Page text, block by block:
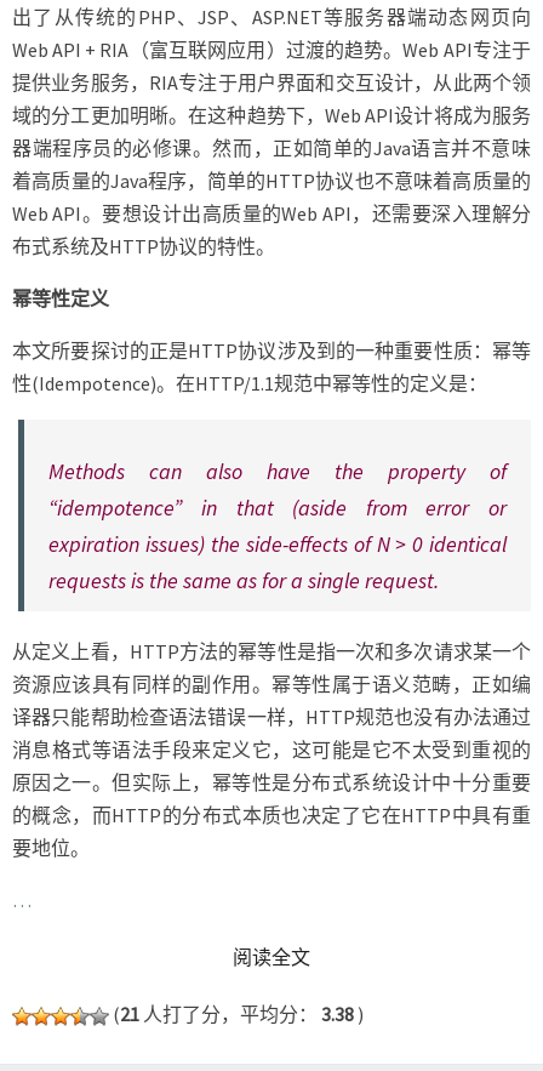
出了从传统的PHP、JSP、ASP.NET等服务器端动态网页向
Web API + RIA（富互联网应用）过渡的趋势。Web API专注于
提供业务服务，RIA专注于用户界面和交互设计，从此两个领
域的分工更加明晰。在这种趋势下，Web API设计将成为服务
器端程序员的必修课。然而，正如简单的Java语言并不意味
着高质量的Java程序，简单的HTTP协议也不意味着高质量的
Web API。要想设计出高质量的Web API，还需要深入理解分
布式系统及HTTP协议的特性。
幂等性定义
本文所要探讨的正是HTTP协议涉及到的一种重要性质：幂等
性(Idempotence)。在HTTP/1.1规范中幂等性的定义是：
Methods can also have the property of
“idempotence” in that (aside from error or
expiration issues) the side-effects of N > 0 identical
requests is the same as for a single request.
从定义上看，HTTP方法的幂等性是指一次和多次请求某一个
资源应该具有同样的副作用。幂等性属于语义范畴，正如编
译器只能帮助检查语法错误一样，HTTP规范也没有办法通过
消息格式等语法手段来定义它，这可能是它不太受到重视的
原因之一。但实际上，幂等性是分布式系统设计中十分重要
的概念，而HTTP的分布式本质也决定了它在HTTP中具有重
要地位。
…
阅读全文READ MORE
(21 人打了分，平均分： 3.38 )